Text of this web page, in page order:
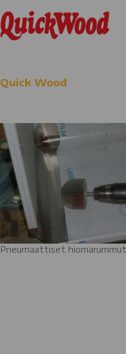
Quick Wood
Pneumaattiset hiomarummut